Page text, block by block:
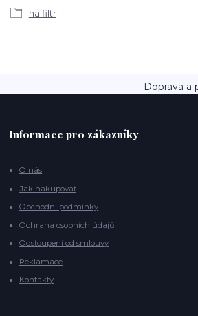
na filtr
Doprava a
Informace pro zákazníky
O nás
Jak nakupovat
Obchodní podmínky
Ochrana osobních údajů
Odstoupení od smlouvy
Reklamace
Kontakty